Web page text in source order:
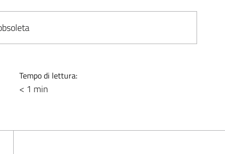
Tempo di lettura:
< 1 min